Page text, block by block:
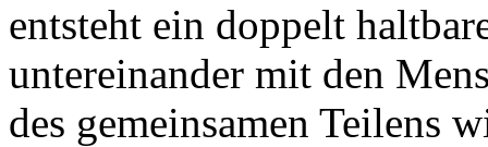
entsteht ein doppelt
untereinander mit den
des gemeinsamen Teilens